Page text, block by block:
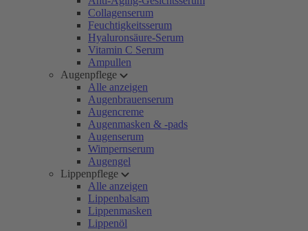
Collagenserum
Feuchtigkeitsserum
Hyaluronsäure-Serum
Vitamin C Serum
Ampullen
Augenpflege
Alle anzeigen
Augenbrauenserum
Augencreme
Augenmasken & -pads
Augenserum
Wimpernserum
Augengel
Lippenpflege
Alle anzeigen
Lippenbalsam
Lippenmasken
Lippenöl